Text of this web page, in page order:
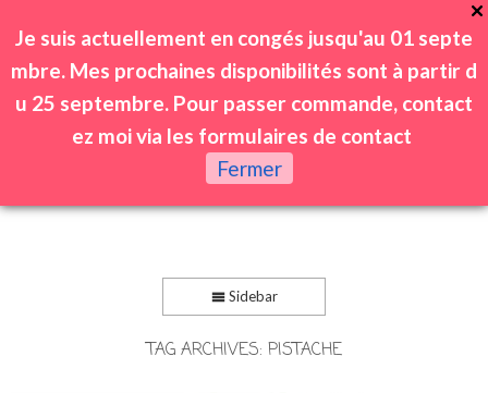
Sidebar
TAG ARCHIVES: PISTACHE
Je suis actuellement en congés jusqu'au 01 septe
mbre. Mes prochaines disponibilités sont à partir d
u 25 septembre. Pour passer commande, contact
ez moi via les formulaires de contact
Fermer